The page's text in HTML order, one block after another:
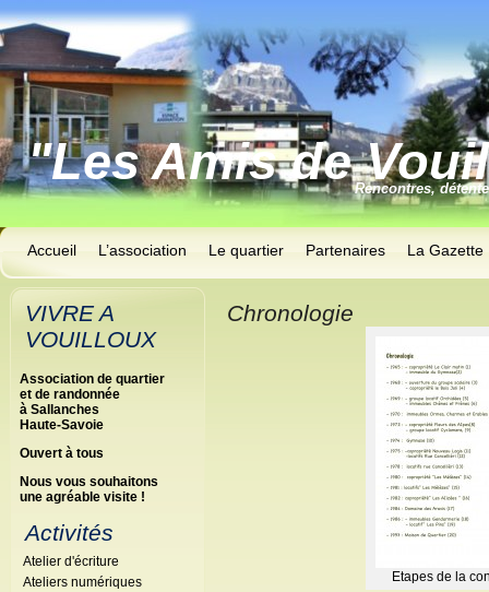
"Les Amis deRencontres,
Accueil L’association Le quartier Partenaires La Gazette
VIVRE A
VOUILLOUX
Association de quartier
et de randonnée
à Sallanches
Haute-Savoie
Ouvert à tous
Nous vous souhaitons
une agréable visite !
Activités
Atelier d'écriture
Ateliers numériques
Chronologie
Etapes de la